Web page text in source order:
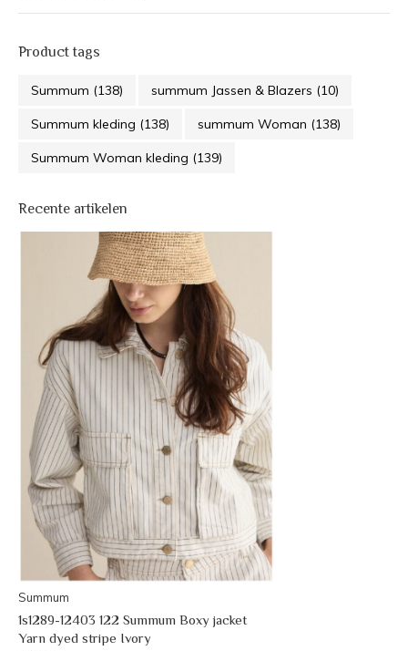
Product tags
Summum (138) summum Jassen & Blazers (10)
Summum kleding (138) summum Woman (138)
Summum Woman kleding (139)
Recente artikelen
Summum
1s1289-12403 122 Summum Boxy jacket
Yarn dyed stripe Ivory